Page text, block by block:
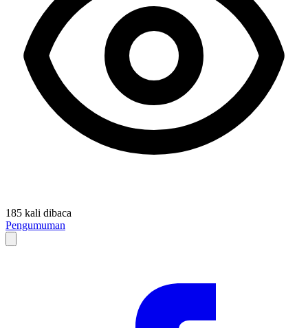
185 kali dibaca
Pengumuman